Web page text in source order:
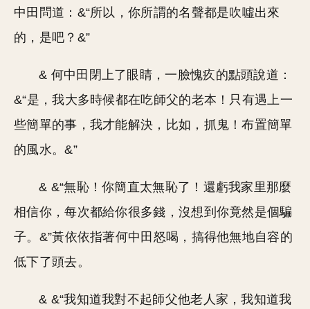
中田問道：&“所以，你所謂的名聲都是吹噓出來
的，是吧？&”
& 何中田閉上了眼睛，一臉愧疚的點頭說道：
&“是，我大多時候都在吃師父的老本！只有遇上一
些簡單的事，我才能解決，比如，抓鬼！布置簡單
的風水。&”
& &“無恥！你簡直太無恥了！還虧我家里那麼
相信你，每次都給你很多錢，沒想到你竟然是個騙
子。&”黃依依指著何中田怒喝，搞得他無地自容的
低下了頭去。
& &“我知道我對不起師父他老人家，我知道我